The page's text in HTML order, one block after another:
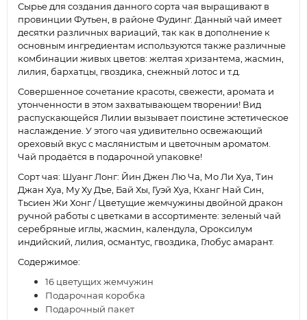
Сырье для создания данного сорта чая выращивают в
провинции Футьен, в районе Фудинг. Данный чай имеет
десятки различных вариаций, так как в дополнение к
основным ингредиентам используются также различные
комбинации живых цветов: желтая хризантема, жасмин,
лилия, бархатцы, гвоздика, снежный лотос и т.д.
Совершенное сочетание красоты, свежести, аромата и
утонченности в этом захватывающем творении! Вид
распускающейся Лилии вызывает поистине эстетическое
наслаждение. У этого чая удивительно освежающий
ореховый вкус с маслянистым и цветочным ароматом.
Чай продаётся в подарочной упаковке!
Сорт чая: Шуанг Лонг: Йин Джен Лю Ча, Мо Ли Хуа, Тин
Джан Хуа, Му Ху Дъе, Бай Хы, Гуэй Хуа, Кханг Най Син,
Тьсиен Жи Хонг / Цветущие жемчужины двойной дракон
ручной работы с цветками в ассортименте: зеленый чай
cеребряные иглы, жасмин, календула, Ороксилум
индийский, лилия, османтус, гвоздика, Глобус амарант.
Содержимое:
16 цветущих жемчужин
Подарочная коробка
Подарочный пакет